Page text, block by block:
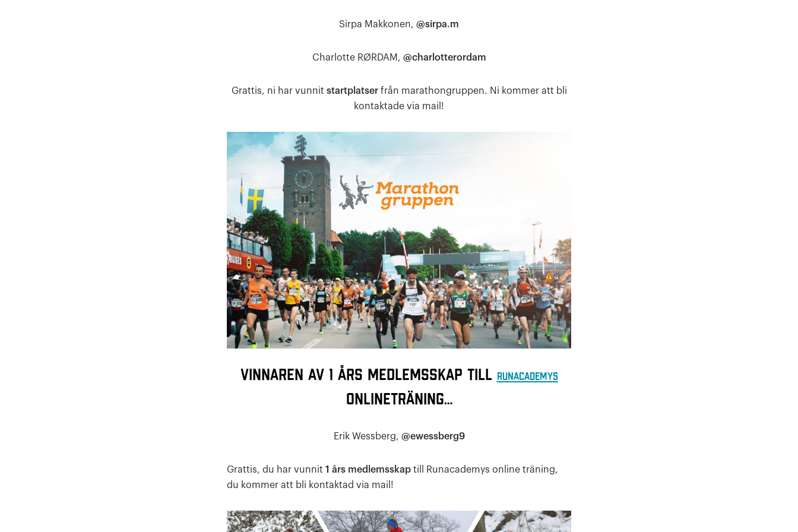
Sirpa Makkonen, @sirpa.m
Charlotte RØRDAM, @charlotterordam
Grattis, ni har vunnit startplatserfrån marathongruppen. Ni kommer att bli
kontaktade via mail!
Vinnaren av 1 års medlemsskap till Runacademys
onlineträning…
Erik Wessberg, @ewessberg9
Grattis, du har vunnit 1 års medlemsskap till Runacademys online träning,
du kommer att bli kontaktad via mail!